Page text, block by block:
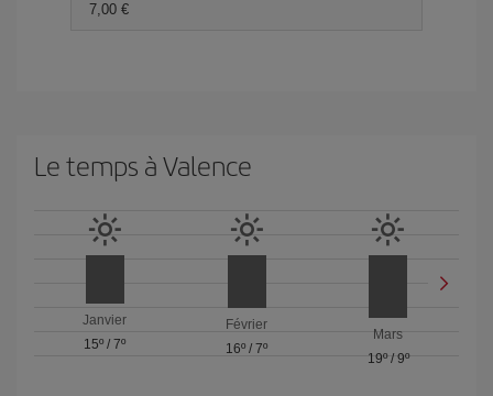
7,00 €
Le temps à Valence
Janvier
15º /7º
Février
16º / 7º
Mars
19º/ 9º